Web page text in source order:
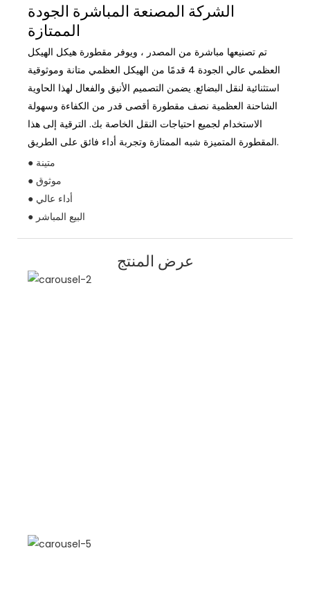
الشركة المصنعة المباشرة الجودة
تم تصنيعها مباشرة من المصدر ، ويوفر مقطورة هيكل الهيكل
العظمي عالي الجودة 4 قدمًا من الهيكل العظمي متانة وموثوقية
استثنائية لنقل البضائع. يضمن التصميم الأنيق والفعال لهذا الحاوية
الشاحنة العظمية نصف مقطورة أقصى قدر من الكفاءة وسهولة
الاستخدام لجميع احتياجات النقل الخاصة بك. الترقية إلى هذا
المقطورة المتميزة شبه الممتازة وتجربة أداء فائق على الطريق.
● متينة
● موثوق
● أداء عالي
● البيع المباشر
عرض المنتج